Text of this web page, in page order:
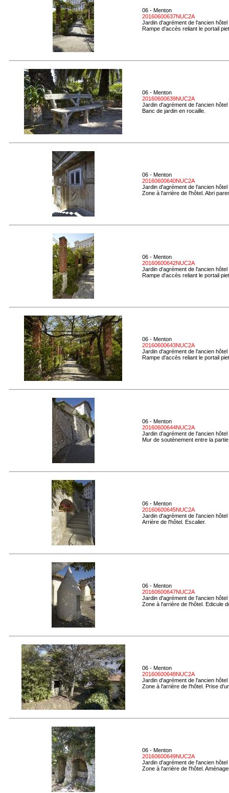
06 - Menton
20160600637NUC2A
Jardin d'agrément de l'ancien
Rampe d'accès reliant le portail
06 - Menton
20160600639NUC2A
Jardin d'agrément de l'ancien
Banc de jardin en rocaille.
06 - Menton
20160600640NUC2A
Jardin d'agrément de l'ancien
Zone à l'arrière de l'hôtel. Abri
06 - Menton
20160600642NUC2A
Jardin d'agrément de l'ancien
Rampe d'accès reliant le portail
06 - Menton
20160600643NUC2A
Jardin d'agrément de l'ancien
Rampe d'accès reliant le portail
06 - Menton
20160600644NUC2A
Jardin d'agrément de l'ancien
Mur de soutènement entre la
06 - Menton
20160600645NUC2A
Jardin d'agrément de l'ancien
Arrière de l'hôtel. Escalier.
06 - Menton
20160600647NUC2A
Jardin d'agrément de l'ancien
Zone à l'arrière de l'hôtel. Edicule
06 - Menton
20160600648NUC2A
Jardin d'agrément de l'ancien
Zone à l'arrière de l'hôtel. Prise
06 - Menton
20160600649NUC2A
Jardin d'agrément de l'ancien
Zone à l'arrière de l'hôtel.